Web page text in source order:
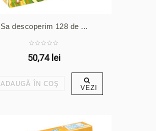
Sa descoperim 128 de ...
50,74 lei
ADAUGĂ ÎN COŞ VEZI